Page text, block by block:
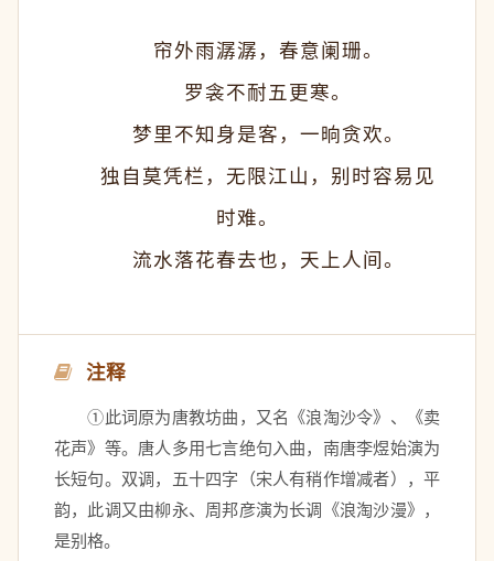
帘外雨潺潺，春意阑珊。
罗衾不耐五更寒。
梦里不知身是客，一晌贪欢。
独自莫凭栏，无限江山，别时容易见
时难。
流水落花春去也，天上人间。
注释
①此词原为唐教坊曲，又名《浪淘沙令》、《卖
花声》等。唐人多用七言绝句入曲，南唐李煜始演为
长短句。双调，五十四字（宋人有稍作增减者），平
韵，此调又由柳永、周邦彦演为长调《浪淘沙漫》，
是别格。